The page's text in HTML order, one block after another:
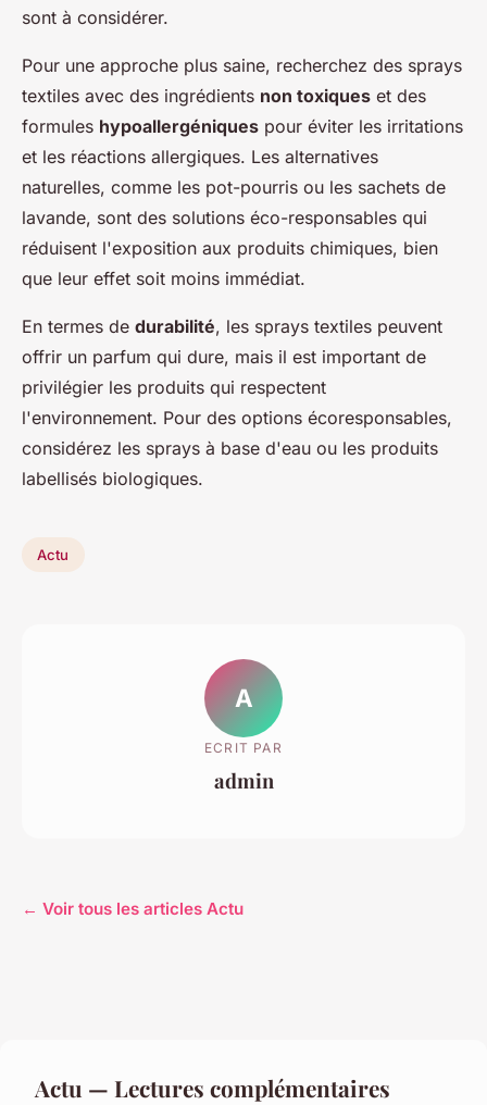
sont à considérer.
Pour une approche plus saine, recherchez des sprays
textiles avec des ingrédients non toxiques et des
formules hypoallergéniques pour éviter les irritations
et les réactions allergiques. Les alternatives
naturelles, comme les pot-pourris ou les sachets de
lavande, sont des solutions éco-responsables qui
réduisent l'exposition aux produits chimiques, bien
que leur effet soit moins immédiat.
En termes de durabilité, les sprays textiles peuvent
offrir un parfum qui dure, mais il est important de
privilégier les produits qui respectent
l'environnement. Pour des options écoresponsables,
considérez les sprays à base d'eau ou les produits
labellisés biologiques.
Actu
A
ECRIT PAR
admin
← Voir tous les articles Actu
Actu — Lectures complémentaires